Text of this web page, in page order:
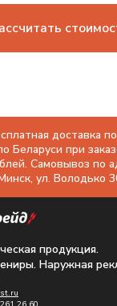
доставка
Беларуси при
Самовывоз по
ул. Володько
продукция.
Наружная